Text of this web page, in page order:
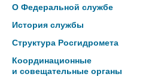
О Федеральной службе
История службы
Структура Росгидромета
Координационные
и совещательные органы